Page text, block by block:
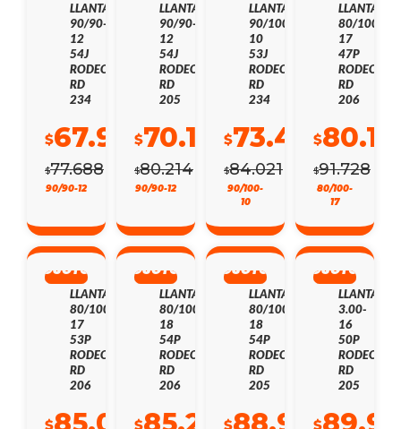
LLANTA
90/90-
12
54J
RODEON
RD
234
$77.688
EL
PRECIO
ORIGINAL
ERA:
$77.688.
$67.909
EL
PRECIO
ACTUAL
ES:
$67.909.
90/90-12
LLANTA
90/90-
12
54J
RODEON
RD
205
$80.214
EL
PRECIO
ORIGINAL
ERA:
$80.214.
$70.117
EL
PRECIO
ACTUAL
ES:
$70.117.
90/90-12
LLANTA
90/100-
10
53J
RODEON
RD
234
$84.021
EL
PRECIO
ORIGINAL
ERA:
$84.021.
$73.445
EL
PRECIO
ACTUAL
ES:
$73.445.
90/100-
10
LLANTA
80/100-
17
47P
RODEON
RD
206
$91.728
EL
ERA:
$
EL
ES:
80/100-
17
13%
DSCTO
LLANTA
80/100-
17
53P
RODEON
RD
206
$
13%
DSCTO
LLANTA
80/100-
18
54P
RODEON
RD
206
$
13%
DSCTO
LLANTA
80/100-
18
54P
RODEON
RD
205
$
13%
DSCTO
LLANTA
3.00-
16
50P
RODEON
RD
205
$